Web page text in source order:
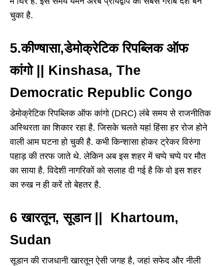
चुका है.
5.कीण्षासा,डेमोक्रेटिक रिपब्लिक ऑफ
कांगो || Kinshasa, The
Democratic Republic Congo
डेमोक्रेटिक रिपब्लिक ऑफ कांगो (DRC) लंबे समय से राजनीतिक
अस्थिरता का शिकार रहा है. जिसके चलते यहां हिंसा हर रोज होने
वाली आम घटना हो चुकी है. कभी किन्शासा होकर ट्रेकर विरुंगा
पहाड़ की तरफ जाते थे. लेकिन अब इस शहर में चप्पे चप्पे पर मौत
का साया है. विदेशी नागरिकों को सलाह दी गई है कि वो इस शहर
का रुख न ही करें तो बेहतर है.
6 खारतून, सूडान || Khartoum,
Sudan
सूडान की राजधानी खारतून ऐसी जगह है, जहां सफेद और नीली